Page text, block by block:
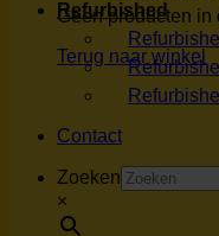
Geen producten in
Terug naar winkel
Refurbished
Contact
Zoeken
×